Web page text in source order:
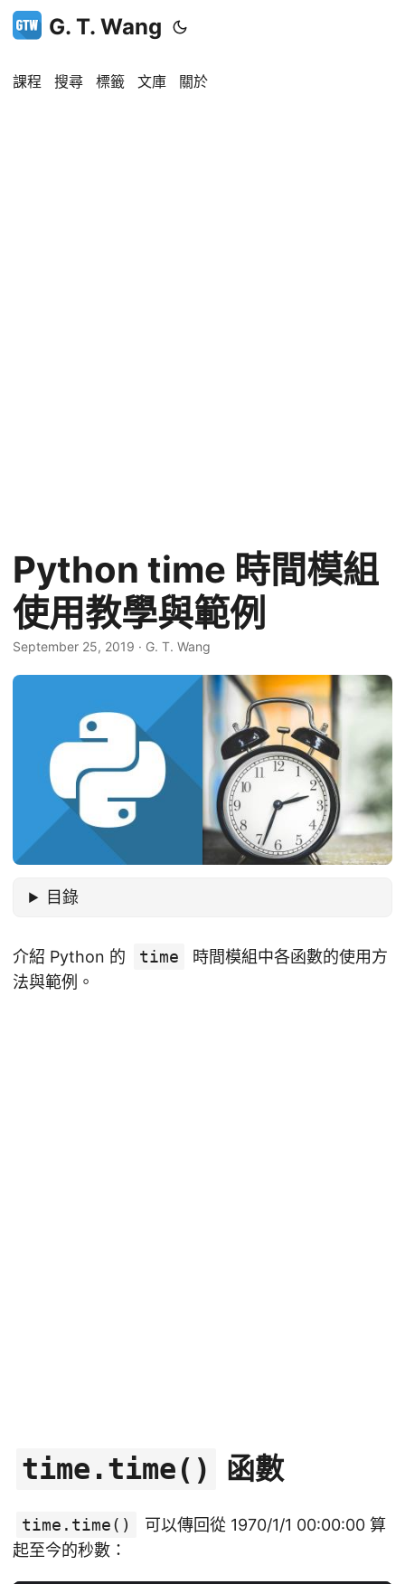
G. T. Wang
課程 搜尋 標籤 文庫 關於
Python time 時間模組
使用教學與範例
September 25, 2019 · G. T. Wang
目錄
介紹 Python 的 time
時間模組中各函數的使用方
法與範例。
time.time() 函數
time.time()
可以傳回從 1970/1/1 00:00:00 算
起至今的秒數：